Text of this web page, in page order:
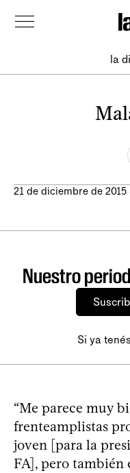
la
21 de diciembre de 2015
Nuestro
Si ya
“Me parece muy
frenteamplistas
joven [para la
FA], pero también